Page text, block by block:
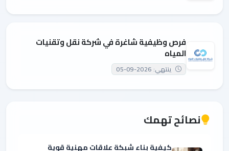
فرص وظيفية شاغرة في شركة نقل وتقنيات
المياه
ينتهي: 2026-09-05
نصائح تهمك
كيفية بناء شبكة علاقات مهنية قوية